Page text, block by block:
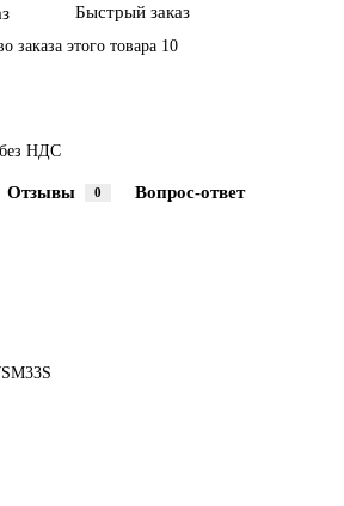
Быстрый заказ
заказа этого товара 10
НДС
Отзывы 0 Вопрос-ответ